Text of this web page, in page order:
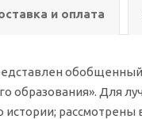
и оплата
образования». Для
рассмотрены